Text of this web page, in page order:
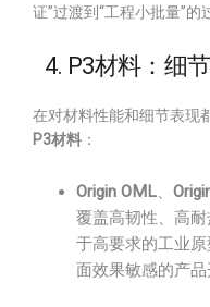
证”过渡到“工程小批量”的
4. P3材料：细
在对材料性能和细节表现
P3材料 ：
Origin OML、
覆盖高韧性、高
于高要求的工业
面效果敏感的产品